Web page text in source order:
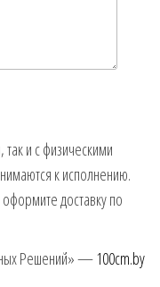
и с физическими
к исполнению.
доставку по
Решений» —100cm.by